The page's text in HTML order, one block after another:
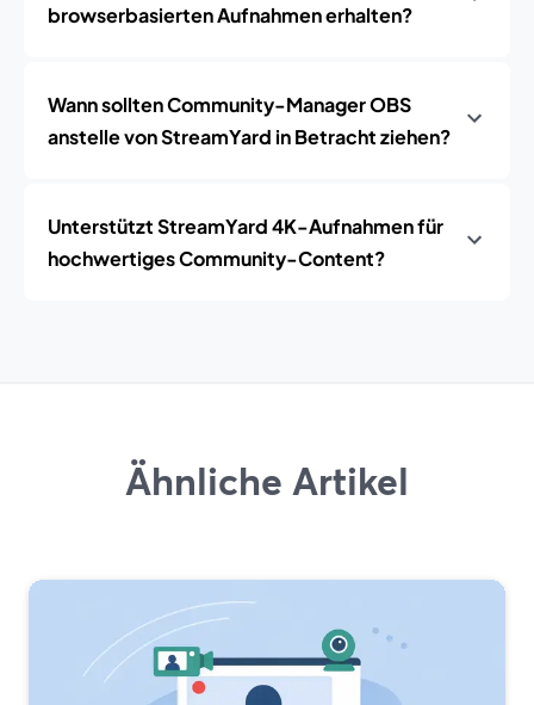
browserbasierten Aufnahmen erhalten?
Wann sollten Community-Manager OBS
anstelle von StreamYard in Betracht ziehen?
Unterstützt StreamYard 4K-Aufnahmen für
hochwertiges Community-Content?
Ähnliche Artikel